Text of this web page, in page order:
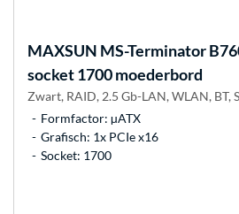
MAXSUN MS-Terminator
socket 1700 moederbord
Zwart, RAID, 2.5 Gb-LAN, WLAN, BT,
Formfactor: µATX
Grafisch: 1x PCIe x16
Socket: 1700